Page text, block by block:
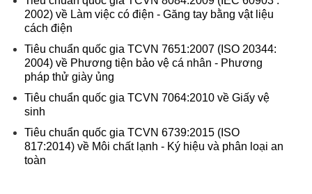
2002) về Làm việc có điện - Găng tay bằng vật liệu
cách điện
Tiêu chuẩn quốc gia TCVN 7651:2007 (ISO 20344:
2004) về Phương tiện bảo vệ cá nhân - Phương
pháp thử giày ủng
Tiêu chuẩn quốc gia TCVN 7064:2010 về Giấy vệ
sinh
Tiêu chuẩn quốc gia TCVN 6739:2015 (ISO
817:2014) về Môi chất lạnh - Ký hiệu và phân loại an
toàn